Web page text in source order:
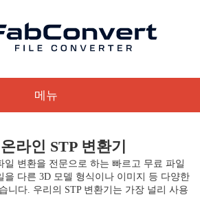
메뉴
라인 STP 변환기
변환을 전문으로 하는 빠르고 무료 파일
을 다른 3D 모델 형식이나 이미지 등 다양한
니다. 우리의 STP 변환기는 가장 널리 사용